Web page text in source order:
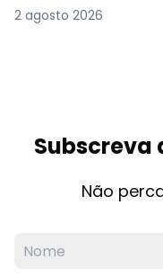
2 agosto 2026
Subscreva
Não